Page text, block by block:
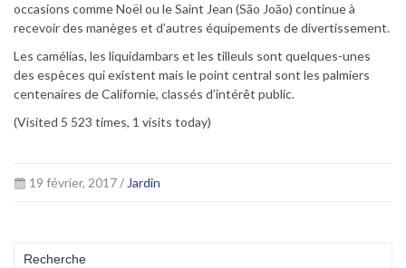
occasions comme Noël ou le Saint Jean (São João) continue à
recevoir des manèges et d’autres équipements de divertissement.
Les camélias, les liquidambars et les tilleuls sont quelques-unes
des espèces qui existent mais le point central sont les palmiers
centenaires de Californie, classés d’intérêt public.
(Visited 5 523 times, 1 visits today)
19 février, 2017 / Jardin